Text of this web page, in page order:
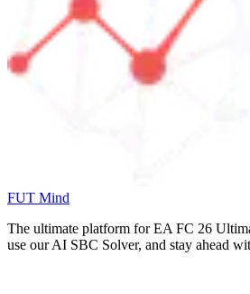
FUT Mind
The ultimate platform for EA FC 26
use our AI SBC Solver, and stay ahead